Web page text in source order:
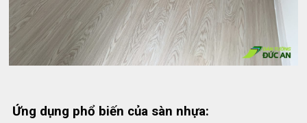
Ứng dụng phổ biến của sàn nhựa: